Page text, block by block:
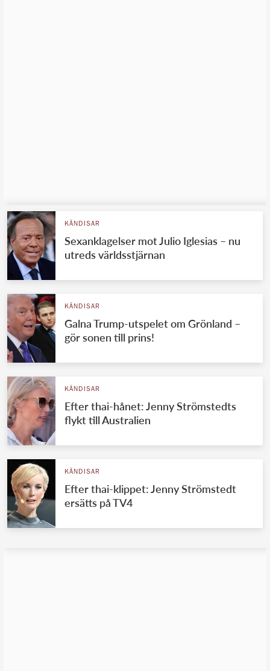
KÄNDISAR
Sexanklagelser mot Julio Iglesias – nu
utreds världsstjärnan
KÄNDISAR
Galna Trump-utspelet om Grönland –
gör sonen till prins!
KÄNDISAR
Efter thai-hånet: Jenny Strömstedts
flykt till Australien
KÄNDISAR
Efter thai-klippet: Jenny Strömstedt
ersätts på TV4